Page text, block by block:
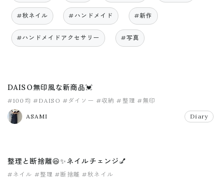
#秋ネイル #ハンドメイド #新作
#ハンドメイドアクセサリー #写真
DAISO無印風な新商品💓
#100均 #DAISO #ダイソー #収納 #整理 #無印
ASAMI Diary
整理と断捨離😆✨ネイルチェンジ💅
#ネイル #整理 #断捨離 #秋ネイル